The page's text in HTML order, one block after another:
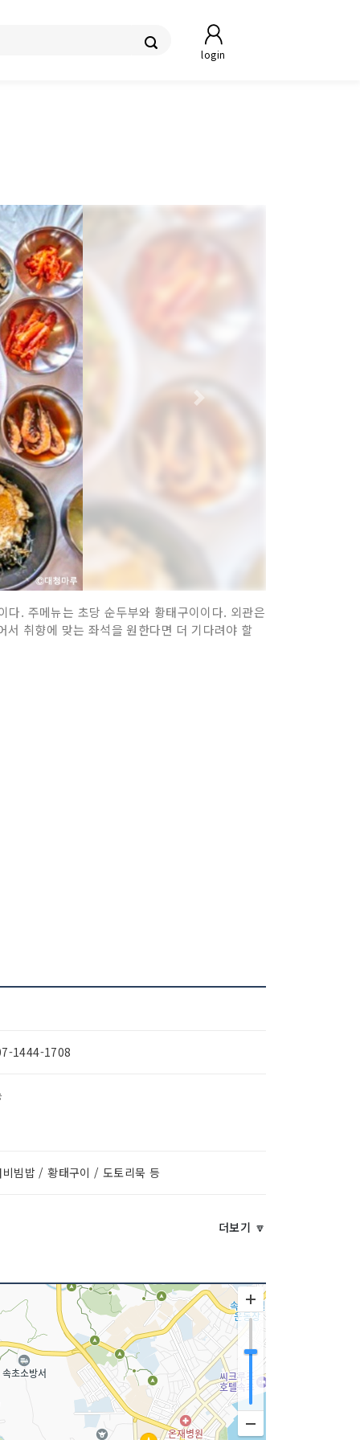
login
. 주메뉴는 초당 순두부와 황태구이이다. 외관은
취향에 맞는 좌석을 원한다면 더 기다려야 할
1444-1708
비빔밥 / 황태구이 / 도토리묵 등
더보기 🔽